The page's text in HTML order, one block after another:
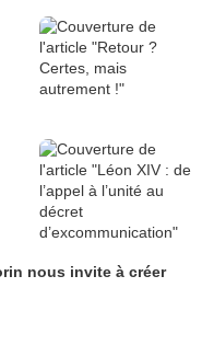
nous invite à créer